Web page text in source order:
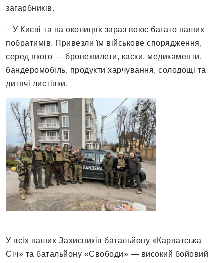
загарбників.
– У Києві та на околицях зараз воює багато наших
побратимів. Привезли їм військове спорядження,
серед якого — бронежилети, каски, медикаменти,
бандеромобіль, продукти харчування, солодощі та
дитячі листівки.
У всіх наших Захисників батальйону «Карпатська
Січ» та батальйону «Свободи» — високий бойовий